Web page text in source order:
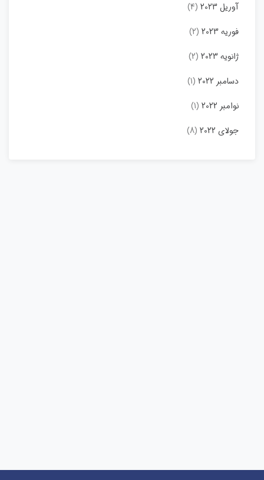
آوریل 2023
(4)
فوریه 2023
(2)
ژانویه 2023
(2)
دسامبر 2022
(1)
نوامبر 2022
(1)
جولای 2022
(8)